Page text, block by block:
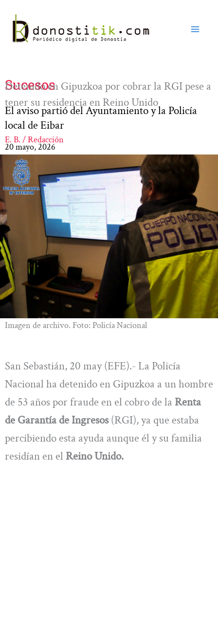
contenido
Sucesos
Detenido en Gipuzkoa por cobrar la RGI pese a
tener su residencia en Reino Unido
El aviso partió del Ayuntamiento y la Policía
local de Eibar
E. B. / Redacción
20 mayo, 2026
Imagen de archivo. Foto: Policía Nacional
San Sebastián, 20 may (EFE).- La Policía
Nacional ha detenido en Gipuzkoa a un hombre
de 53 años por fraude en el cobro de la Renta
de Garantía de Ingresos(RGI), ya que estaba
percibiendo esta ayuda aunque él y su familia
residían en el Reino Unido.